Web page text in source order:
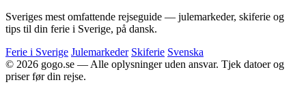
Sveriges mest omfattende rejseguide — julemarkeder, skiferie og
tips til din ferie i Sverige, på dansk.
Ferie i Sverige Julemarkeder Skiferie Svenska
© 2026 gogo.se — Alle oplysninger uden ansvar. Tjek datoer og
priser før din rejse.